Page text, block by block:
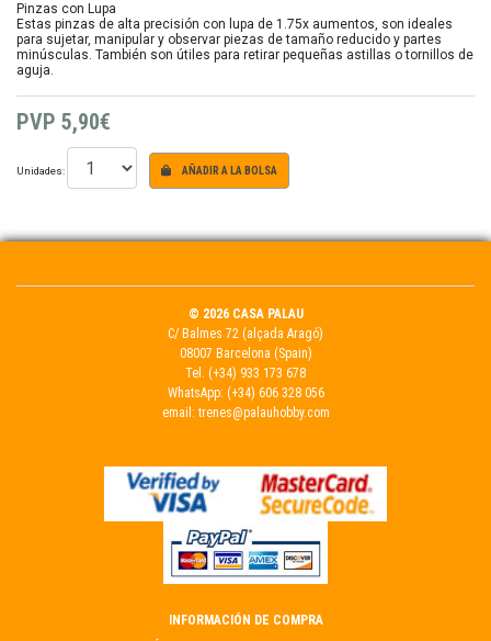
Pinzas con Lupa
Estas pinzas de alta precisión con lupa de 1.75x aumentos, son ideales
para sujetar, manipular y observar piezas de tamaño reducido y partes
minúsculas. También son útiles para retirar pequeñas astillas o tornillos de
aguja.
PVP 5,90€
Unidades: AÑADIR A LA BOLSA
© 2026 CASA PALAU
C/ Balmes 72 (alçada Aragó)
08007 Barcelona (Spain)
Tel. (+34) 933 173 678
WhatsApp: (+34) 606 328 056
email: trenes@palauhobby.com
INFORMACIÓN DE COMPRA